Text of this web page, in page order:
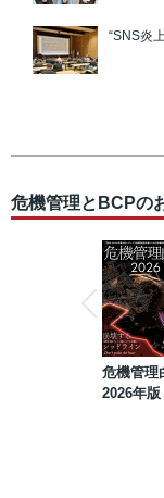
“SNS炎
危機管理とBCPの
危機管理
2026年版